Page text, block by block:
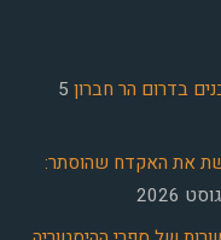
בדרום הר חברון 5
את האקדח שהוסתר: